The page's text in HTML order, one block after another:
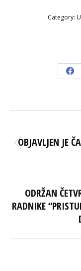
Category:
OBJAVLJEN JE
ODRŽAN
RADNIKE